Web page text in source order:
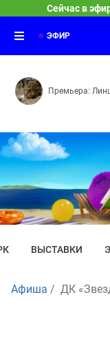
Сейчас в
Герои
21:25
Чик-
Команда
Мусорщик
ЭФИР
Премьера:
ВЫСТАВКИ
Афиша ДК